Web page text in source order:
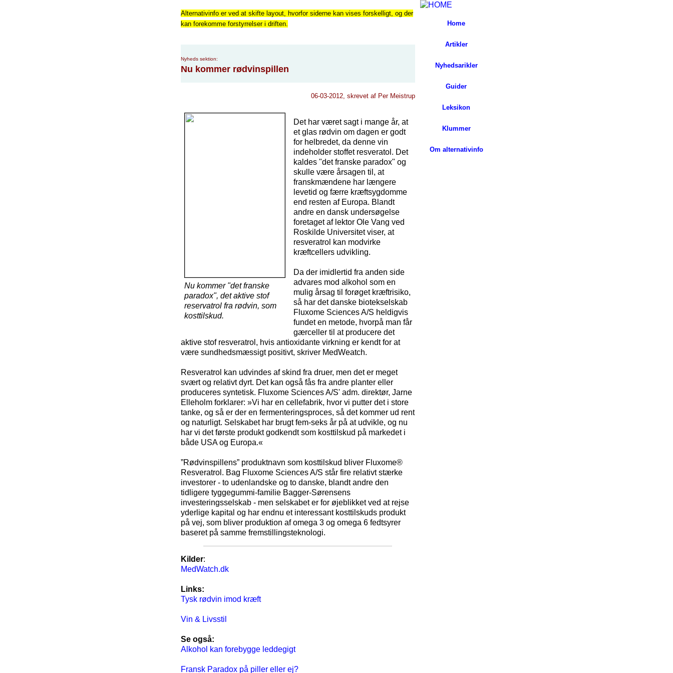
Alternativinfo er ved at skifte layout, hvorfor siderne kan vises forskelligt, og der
kan forekomme forstyrrelser i driften.
Nyheds sektion:
Nu kommer rødvinspillen
06-03-2012, skrevet af Per Meistrup
Nu kommer "det franske
paradox", det aktive stof
reservatrol fra rødvin, som
kosttilskud.
Det har været sagt i mange år, at
et glas rødvin om dagen er godt
for helbredet, da denne vin
indeholder stoffet resveratol. Det
kaldes "det franske paradox" og
skulle være årsagen til, at
franskmændene har længere
levetid og færre kræftsygdomme
end resten af Europa. Blandt
andre en dansk undersøgelse
foretaget af lektor Ole Vang ved
Roskilde Universitet viser, at
resveratrol kan modvirke
kræftcellers udvikling.
Da der imidlertid fra anden side
advares mod alkohol som en
mulig årsag til forøget kræftrisiko,
så har det danske biotekselskab
Fluxome Sciences A/S heldigvis
fundet en metode, hvorpå man får
gærceller til at producere det
aktive stof resveratrol, hvis antioxidante virkning er kendt for at
være sundhedsmæssigt positivt, skriver MedWeatch.
Resveratrol kan udvindes af skind fra druer, men det er meget
svært og relativt dyrt. Det kan også fås fra andre planter eller
produceres syntetisk. Fluxome Sciences A/S' adm. direktør, Jarne
Elleholm forklarer: »Vi har en cellefabrik, hvor vi putter det i store
tanke, og så er der en fermenteringsproces, så det kommer ud rent
og naturligt. Selskabet har brugt fem-seks år på at udvikle, og nu
har vi det første produkt godkendt som kosttilskud på markedet i
både USA og Europa.«
”Rødvinspillens” produktnavn som kosttilskud bliver Fluxome®
Resveratrol. Bag Fluxome Sciences A/S står fire relativt stærke
investorer - to udenlandske og to danske, blandt andre den
tidligere tyggegummi-familie Bagger-Sørensens
investeringsselskab - men selskabet er for øjeblikket ved at rejse
yderlige kapital og har endnu et interessant kosttilskuds produkt
på vej, som bliver produktion af omega 3 og omega 6 fedtsyrer
baseret på samme fremstillingsteknologi.
Kilder:
MedWatch.dk
Links:
Tysk rødvin imod kræft
Vin & Livsstil
Se også:
Alkohol kan forebygge leddegigt
Fransk Paradox på piller eller ej?
Home
Artikler
Nyhedsarikler
Guider
Leksikon
Klummer
Om alternativinfo